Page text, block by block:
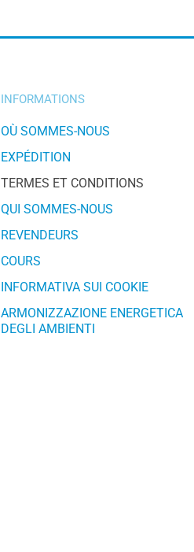
INFORMATIONS
OÙ SOMMES-NOUS
EXPÉDITION
TERMES ET CONDITIONS
QUI SOMMES-NOUS
REVENDEURS
COURS
INFORMATIVA SUI COOKIE
ARMONIZZAZIONE ENERGETICA
DEGLI AMBIENTI